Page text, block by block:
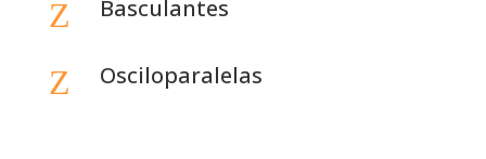
Z Basculantes
Z Osciloparalelas